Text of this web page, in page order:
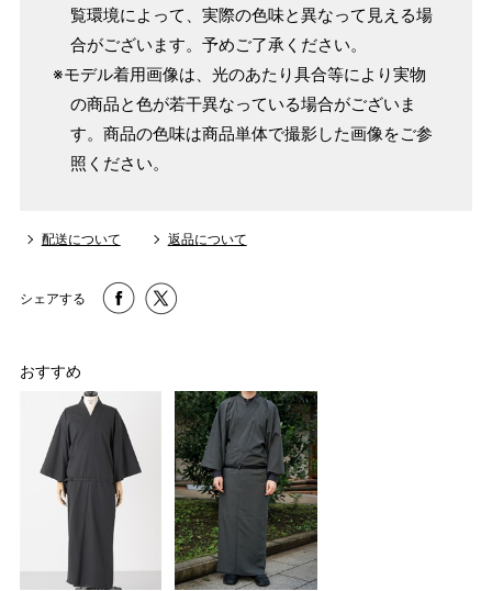
167～175cm
144.5cm 49.5cm
3尺8寸
175～182cm
150cm 49.5cm
3尺9寸5分 1尺3寸
XL 182～187cm
156cm 49.5cm
※ ベルト位置：襟付けからベルトループ上端まで
で作られた道具で測っていたので鯨尺と言います。
2 鯨尺寸法となりますので上表の cm はおおよその長さとな
ります。
3 反物の巾により表記の裄のサイズが出ない場合がございま
す。その際は、目一杯での寸法とさせていただきます。
覧環境によって、実際の色味と異なって見える場
合がございます。予めご了承ください。
※モデル着用画像は、光のあたり具合等により実物
の商品と色が若干異なっている場合がございま
す。商品の色味は商品単体で撮影した画像をご参
照ください。
配送について 返品について
シェアする
おすすめ